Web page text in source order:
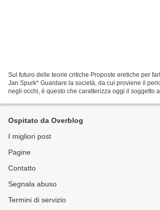
Sul futuro delle teorie critiche Proposte eretiche per
Jan Spurk* Guardare la società, da cui proviene il
negli occhi, è questo che caratterizza oggi il soggetto
Ospitato da Overblog
I migliori post
Pagine
Contatto
Segnala abuso
Termini di servizio